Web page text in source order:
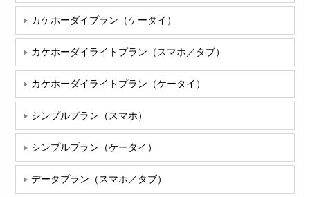
カケホーダイプラン（ケータイ）
カケホーダイライトプラン（スマホ／タブ）
カケホーダイライトプラン（ケータイ）
シンプルプラン（スマホ）
シンプルプラン（ケータイ）
データプラン（スマホ／タブ）